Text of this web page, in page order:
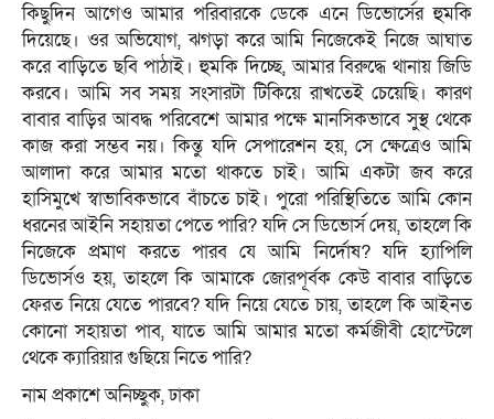
কিছুদিন আগেও আমার পরিবারকে ডেকে এনে ডিভোর্সের হুমকি
দিয়েছে। ওর অভিযোগ, ঝগড়া করে আমি নিজেকেই নিজে আঘাত
করে বাড়িতে ছবি পাঠাই। হুমকি দিচ্ছে, আমার বিরুদ্ধে থানায় জিডি
করবে। আমি সব সময় সংসারটা টিকিয়ে রাখতেই চেয়েছি। কারণ
বাবার বাড়ির আবদ্ধ পরিবেশে আমার পক্ষে মানসিকভাবে সুস্থ থেকে
কাজ করা সম্ভব নয়। কিন্তু যদি সেপারেশন হয়, সে ক্ষেত্রেও আমি
আলাদা করে আমার মতো থাকতে চাই। আমি একটা জব করে
হাসিমুখে স্বাভাবিকভাবে বাঁচতে চাই। পুরো পরিস্থিতিতে আমি কোন
ধরনের আইনি সহায়তা পেতে পারি? যদি সে ডিভোর্স দেয়, তাহলে কি
নিজেকে প্রমাণ করতে পারব যে আমি নির্দোষ? যদি হ্যাপিলি
ডিভোর্সও হয়, তাহলে কি আমাকে জোরপূর্বক কেউ বাবার বাড়িতে
ফেরত নিয়ে যেতে পারবে? যদি নিয়ে যেতে চায়, তাহলে কি আইনত
কোনো সহায়তা পাব, যাতে আমি আমার মতো কর্মজীবী হোস্টেলে
থেকে ক্যারিয়ার গুছিয়ে নিতে পারি?
নাম প্রকাশে অনিচ্ছুক, ঢাকা